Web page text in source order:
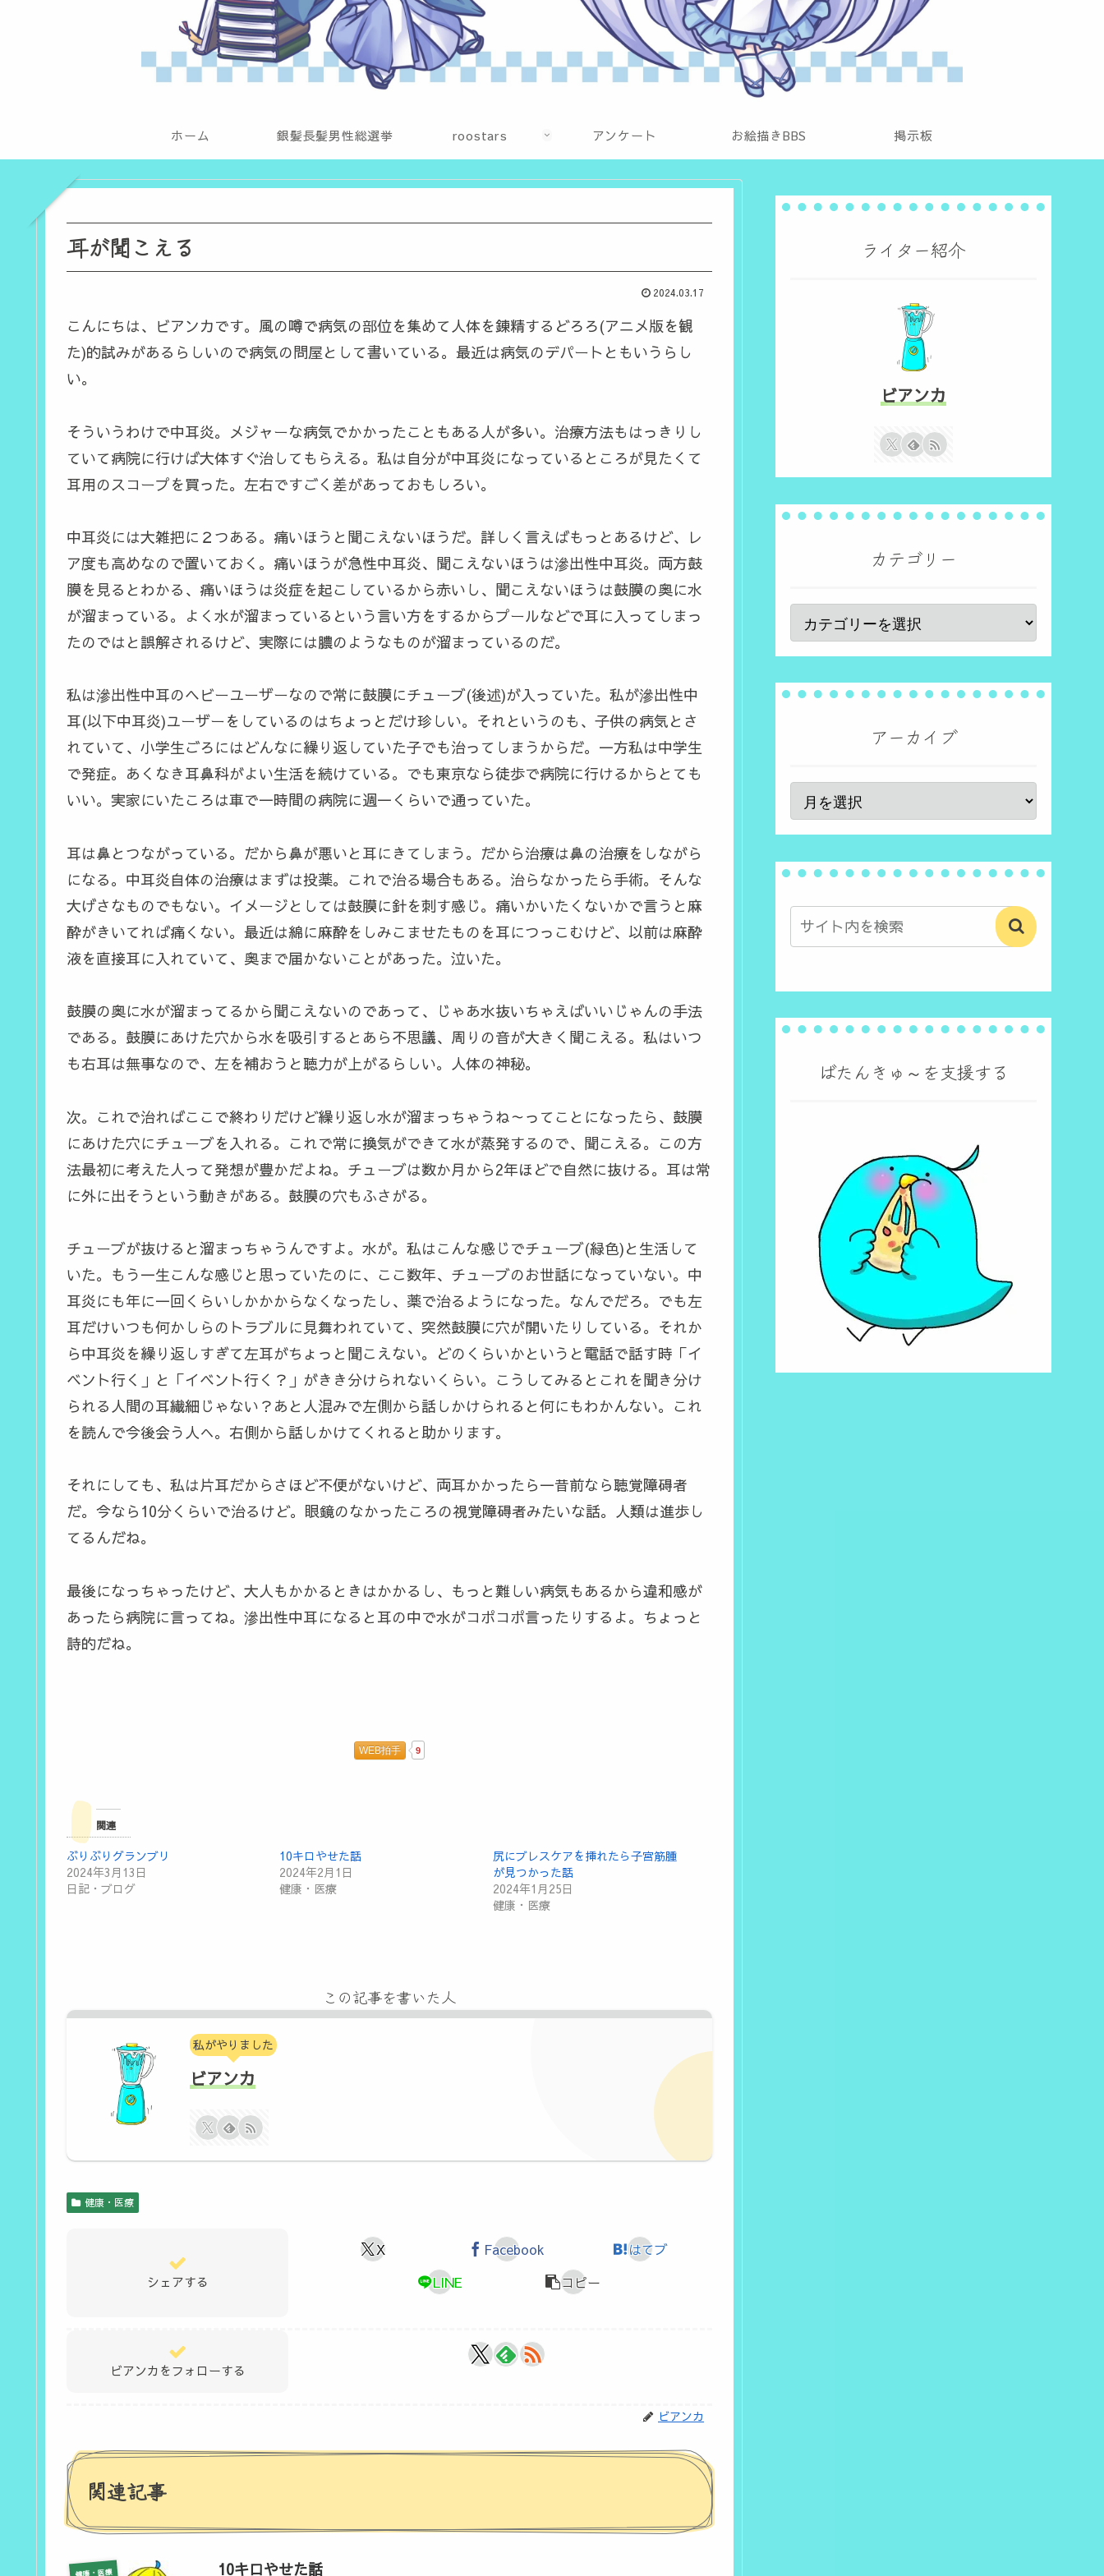
ホーム 銀髪長髪男性総選挙 roostars アンケート お絵描きBBS 掲示板
耳が聞こえる
2024.03.17
こんにちは、ビアンカです。風の噂で病気の部位を集めて人体を錬精するどろろ(アニメ版を観
た)的試みがあるらしいので病気の問屋として書いている。最近は病気のデパートともいうらし
い。
そういうわけで中耳炎。メジャーな病気でかかったこともある人が多い。治療方法もはっきりし
ていて病院に行けば大体すぐ治してもらえる。私は自分が中耳炎になっているところが見たくて
耳用のスコープを買った。左右ですごく差があっておもしろい。
中耳炎には大雑把に２つある。痛いほうと聞こえないほうだ。詳しく言えばもっとあるけど、レ
ア度も高めなので置いておく。痛いほうが急性中耳炎、聞こえないほうは滲出性中耳炎。両方鼓
膜を見るとわかる、痛いほうは炎症を起こしているから赤いし、聞こえないほうは鼓膜の奥に水
が溜まっている。よく水が溜まっているという言い方をするからプールなどで耳に入ってしまっ
たのではと誤解されるけど、実際には膿のようなものが溜まっているのだ。
私は滲出性中耳のヘビーユーザーなので常に鼓膜にチューブ(後述)が入っていた。私が滲出性中
耳(以下中耳炎)ユーザーをしているのはちょっとだけ珍しい。それというのも、子供の病気とさ
れていて、小学生ごろにはどんなに繰り返していた子でも治ってしまうからだ。一方私は中学生
で発症。あくなき耳鼻科がよい生活を続けている。でも東京なら徒歩で病院に行けるからとても
いい。実家にいたころは車で一時間の病院に週一くらいで通っていた。
耳は鼻とつながっている。だから鼻が悪いと耳にきてしまう。だから治療は鼻の治療をしながら
になる。中耳炎自体の治療はまずは投薬。これで治る場合もある。治らなかったら手術。そんな
大げさなものでもない。イメージとしては鼓膜に針を刺す感じ。痛いかいたくないかで言うと麻
酔がきいてれば痛くない。最近は綿に麻酔をしみこませたものを耳につっこむけど、以前は麻酔
液を直接耳に入れていて、奥まで届かないことがあった。泣いた。
鼓膜の奥に水が溜まってるから聞こえないのであって、じゃあ水抜いちゃえばいいじゃんの手法
である。鼓膜にあけた穴から水を吸引するとあら不思議、周りの音が大きく聞こえる。私はいつ
も右耳は無事なので、左を補おうと聴力が上がるらしい。人体の神秘。
次。これで治ればここで終わりだけど繰り返し水が溜まっちゃうね～ってことになったら、鼓膜
にあけた穴にチューブを入れる。これで常に換気ができて水が蒸発するので、聞こえる。この方
法最初に考えた人って発想が豊かだよね。チューブは数か月から2年ほどで自然に抜ける。耳は常
に外に出そうという動きがある。鼓膜の穴もふさがる。
チューブが抜けると溜まっちゃうんですよ。水が。私はこんな感じでチューブ(緑色)と生活して
いた。もう一生こんな感じと思っていたのに、ここ数年、チューブのお世話になっていない。中
耳炎にも年に一回くらいしかかからなくなったし、薬で治るようになった。なんでだろ。でも左
耳だけいつも何かしらのトラブルに見舞われていて、突然鼓膜に穴が開いたりしている。それか
ら中耳炎を繰り返しすぎて左耳がちょっと聞こえない。どのくらいかというと電話で話す時「イ
ベント行く」と「イベント行く？」がきき分けられないくらい。こうしてみるとこれを聞き分け
られる人間の耳繊細じゃない？あと人混みで左側から話しかけられると何にもわかんない。これ
を読んで今後会う人へ。右側から話しかけてくれると助かります。
それにしても、私は片耳だからさほど不便がないけど、両耳かかったら一昔前なら聴覚障碍者
だ。今なら10分くらいで治るけど。眼鏡のなかったころの視覚障碍者みたいな話。人類は進歩し
てるんだね。
最後になっちゃったけど、大人もかかるときはかかるし、もっと難しい病気もあるから違和感が
あったら病院に言ってね。滲出性中耳になると耳の中で水がコポコポ言ったりするよ。ちょっと
詩的だね。
WEB拍手 9
関連
ぶりぶりグランブリ
2024年3月13日
日記・ブログ
10キロやせた話
2024年2月1日
健康・医療
尻にブレスケアを挿れたら子宮筋腫
が見つかった話
2024年1月25日
健康・医療
この記事を書いた人
私がやりました
ビアンカ
健康・医療
シェアする
X Facebook
はてブ
LINE
コピー
ビアンカをフォローする
ビアンカ
関連記事
健康・医療 10キロやせた話
ライター紹介
ビアンカ
カテゴリー
アーカイブ
ばたんきゅ～を支援する